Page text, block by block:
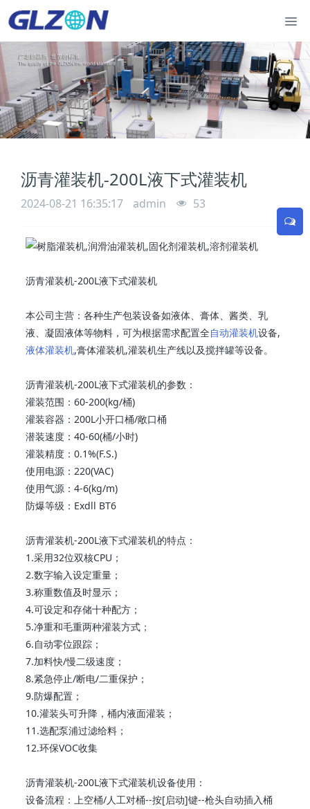
沥青灌装机-200L液下式灌装机
2024-08-21 16:35:17 admin 53
沥青灌装机-200L液下式灌装机
本公司主营：各种生产包装设备如液体、膏体、酱类、乳
液、凝固液体等物料，可为根据需求配置全自动灌装机设备,
液体灌装机,膏体灌装机,灌装机生产线以及搅拌罐等设备。
沥青灌装机-200L液下式灌装机的参数：
灌装范围：60-200(kg/桶)
灌装容器：200L小开口桶/敞口桶
潜装速度：40-60(桶/小时)
灌装精度：0.1%(F.S.)
使用电源：220(VAC)
使用气源：4-6(kg/m)
防爆等级：Exdll BT6
沥青灌装机-200L液下式灌装机的特点：
1.采用32位双核CPU；
2.数字输入设定重量；
3.称重数值及时显示；
4.可设定和存储十种配方；
5.净重和毛重两种灌装方式；
6.自动零位跟踪；
7.加料快/慢二级速度；
8.紧急停止/断电/二重保护；
9.防爆配置；
10.灌装头可升降，桶内液面灌装；
11.选配泵浦过滤给料；
12.环保VOC收集
沥青灌装机-200L液下式灌装机设备使用：
设备流程：上空桶/人工对桶--按[启动]键--枪头自动插入桶